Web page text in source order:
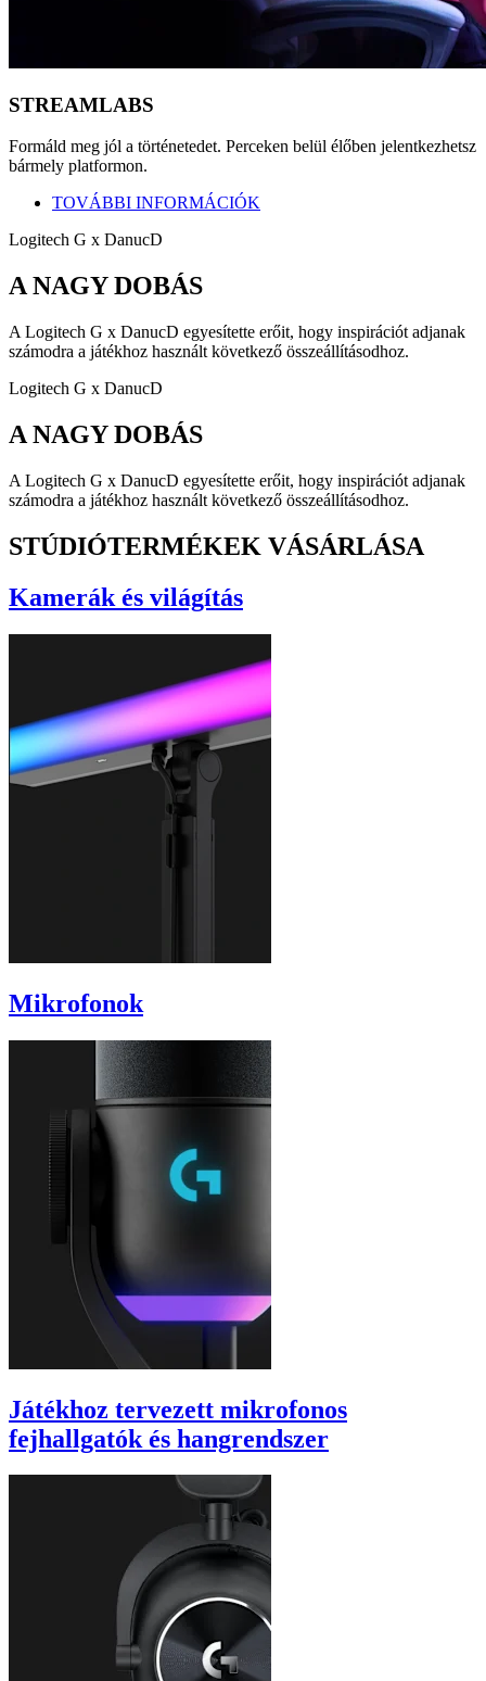
STREAMLABS
Formáld meg jól a történetedet. Perceken belül élőben jelentkezhetsz
bármely platformon.
TOVÁBBI INFORMÁCIÓK
Logitech G x DanucD
A NAGY DOBÁS
A Logitech G x DanucD egyesítette erőit, hogy inspirációt adjanak
számodra a játékhoz használt következő összeállításodhoz.
Logitech G x DanucD
A NAGY DOBÁS
A Logitech G x DanucD egyesítette erőit, hogy inspirációt adjanak
számodra a játékhoz használt következő összeállításodhoz.
STÚDIÓTERMÉKEK VÁSÁRLÁSA
Kamerák és világítás
Mikrofonok
Játékhoz tervezett mikrofonos
fejhallgatók és hangrendszer